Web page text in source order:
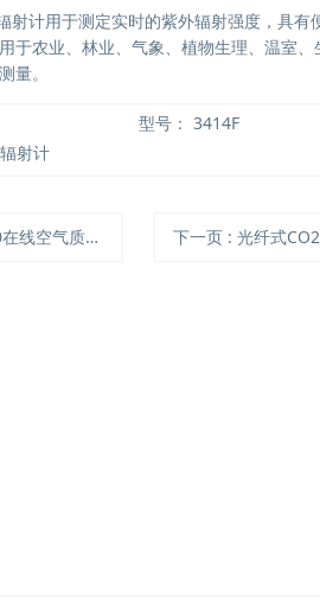
射计用于测定实时的紫外辐射强度，具有
于农业、林业、气象、植物生理、温室、
量。
型号： 3414F
射计
空气质量监测仪 下一页 : 光纤式CO2/O2/pH多参